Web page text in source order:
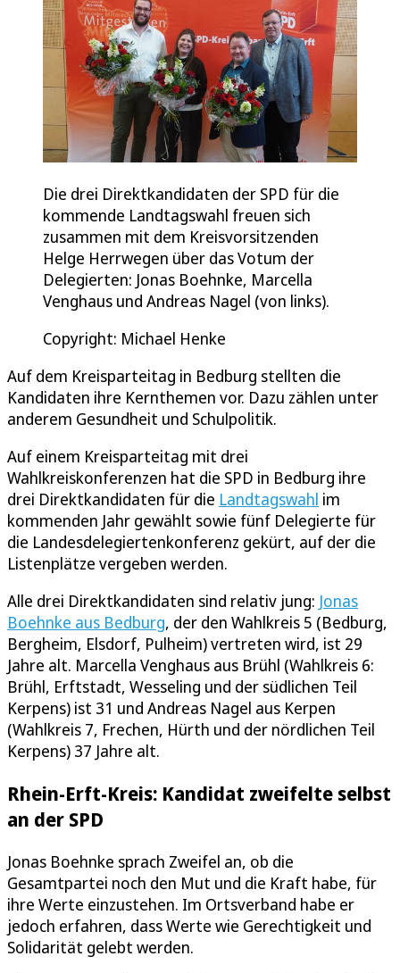
Die drei Direktkandidaten der SPD für die
kommende Landtagswahl freuen sich
zusammen mit dem Kreisvorsitzenden
Helge Herrwegen über das Votum der
Delegierten: Jonas Boehnke, Marcella
Venghaus und Andreas Nagel (von links).
Copyright: Michael Henke
Auf dem Kreisparteitag in Bedburg stellten die
Kandidaten ihre Kernthemen vor. Dazu zählen unter
anderem Gesundheit und Schulpolitik.
Auf einem Kreisparteitag mit drei
Wahlkreiskonferenzen hat die SPD in Bedburg ihre
drei Direktkandidaten für die Landtagswahl im
kommenden Jahr gewählt sowie fünf Delegierte für
die Landesdelegiertenkonferenz gekürt, auf der die
Listenplätze vergeben werden.
Alle drei Direktkandidaten sind relativ jung: Jonas
Boehnke aus Bedburg, der den Wahlkreis 5 (Bedburg,
Bergheim, Elsdorf, Pulheim) vertreten wird, ist 29
Jahre alt. Marcella Venghaus aus Brühl (Wahlkreis 6:
Brühl, Erftstadt, Wesseling und der südlichen Teil
Kerpens) ist 31 und Andreas Nagel aus Kerpen
(Wahlkreis 7, Frechen, Hürth und der nördlichen Teil
Kerpens) 37 Jahre alt.
Rhein-Erft-Kreis: Kandidat zweifelte selbst
an der SPD
Jonas Boehnke sprach Zweifel an, ob die
Gesamtpartei noch den Mut und die Kraft habe, für
ihre Werte einzustehen. Im Ortsverband habe er
jedoch erfahren, dass Werte wie Gerechtigkeit und
Solidarität gelebt werden.